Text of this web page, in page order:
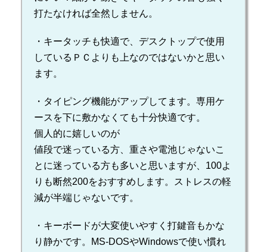
打たなければ全然しません。
・キータッチも快適で、デスクトップで使用
しているＰＣよりも上なのではないかと思い
ます。
・タイピング機能がアップしてます。専用ケ
ースを下に敷かなくても十分快適です。
個人的に嬉しいのが
値段で迷っている方、重さや電池じゃないこ
とに迷っている方も多いと思いますが、100よ
りも断然200をおすすめします。ストレスの軽
減が半端じゃないです。
・キーボードが大変使いやすく打鍵音もかな
り静かです。MS-DOSやWindowsで使い慣れ